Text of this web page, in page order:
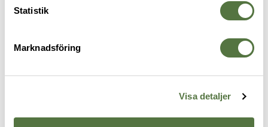
Statistik
Marknadsföring
Visa detaljer
UNITY TACTICAL
1 895 kr
475 kr